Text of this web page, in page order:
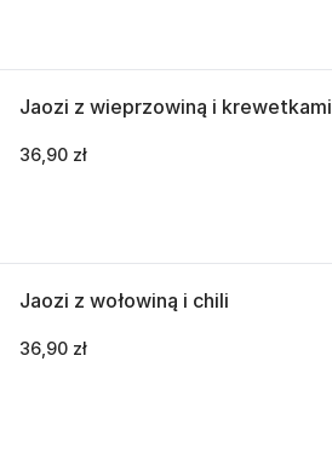
Jaozi z wieprzowiną i krewetkami
36,90 zł
Jaozi z wołowiną i chili
36,90 zł